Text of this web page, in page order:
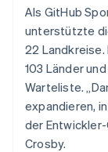
Als GitHub
unterstützte
22
103 Länder
Warteliste.
expandieren,
der
Crosby.